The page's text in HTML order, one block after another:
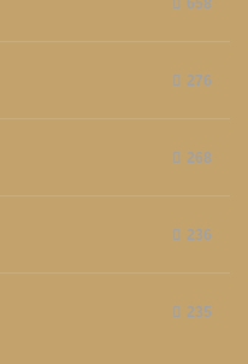
658
276
268
236
235